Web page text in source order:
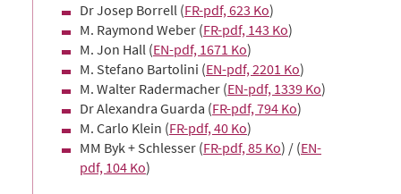
Dr Josep Borrell (FR-pdf, 623 Ko)
M. Raymond Weber (FR-pdf, 143 Ko)
M. Jon Hall (EN-pdf, 1671 Ko)
M. Stefano Bartolini (EN-pdf, 2201 Ko)
M. Walter Radermacher (EN-pdf, 1339 Ko)
Dr Alexandra Guarda (FR-pdf, 794 Ko)
M. Carlo Klein (FR-pdf, 40 Ko)
MM Byk + Schlesser (FR-pdf, 85 Ko) / (EN-
pdf, 104 Ko)